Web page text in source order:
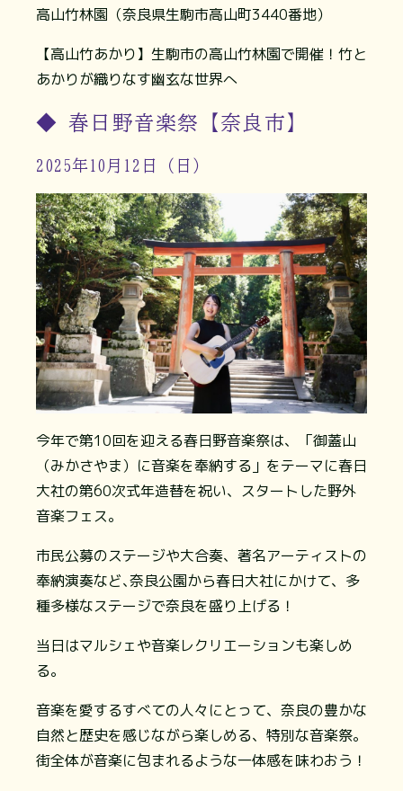
高山竹林園（奈良県生駒市高山町3440番地）
【高山竹あかり】生駒市の高山竹林園で開催！竹と
あかりが織りなす幽玄な世界へ
◆ 春日野音楽祭【奈良市】
2025年10月12日（日）
今年で第10回を迎える春日野音楽祭は、「御蓋山
（みかさやま）に音楽を奉納する」をテーマに春日
大社の第60次式年造替を祝い、スタートした野外
音楽フェス。
市民公募のステージや大合奏、著名アーティストの
奉納演奏など､奈良公園から春日大社にかけて、多
種多様なステージで奈良を盛り上げる！
当日はマルシェや音楽レクリエーションも楽しめ
る。
音楽を愛するすべての人々にとって、奈良の豊かな
自然と歴史を感じながら楽しめる、特別な音楽祭。
街全体が音楽に包まれるような一体感を味わおう！